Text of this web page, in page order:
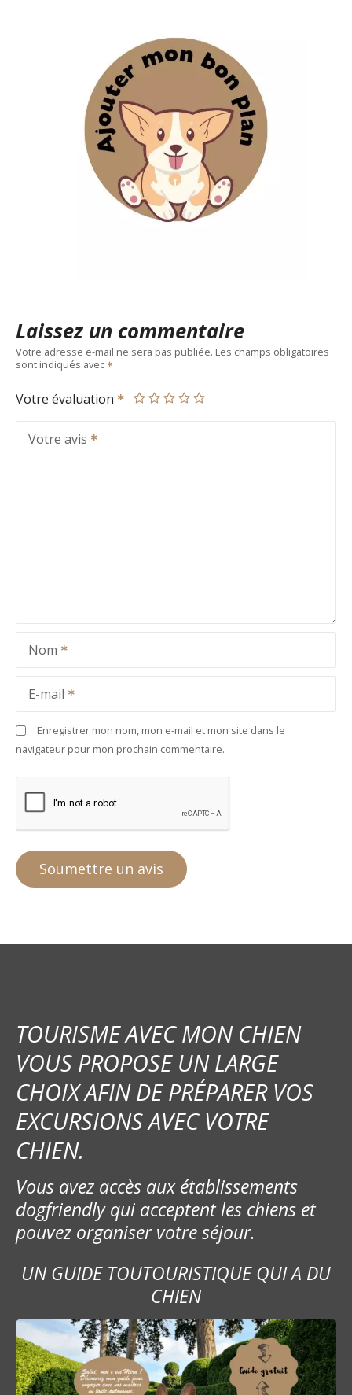
Laissez un commentaire
Votre adresse e-mail ne sera pas publiée. Les champs obligatoires
sont indiqués avec
Votre évaluation
Votre avis
Nom
E-mail
Enregistrer mon nom, mon e-mail et mon site dans le
navigateur pour mon prochain commentaire.
TOURISME AVEC MON CHIEN
VOUS PROPOSE UN LARGE
CHOIX AFIN DE PRÉPARER VOS
EXCURSIONS AVEC VOTRE
CHIEN.
Vous avez accès aux établissements
dogfriendly qui acceptent les chiens et
pouvez organiser votre séjour.
UN GUIDE TOUTOURISTIQUE QUI A DU
CHIEN